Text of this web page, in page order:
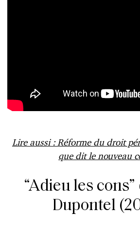
Lire aussi : Réforme du droit
que dit le nouveau
“Adieu les cons”
Dupontel